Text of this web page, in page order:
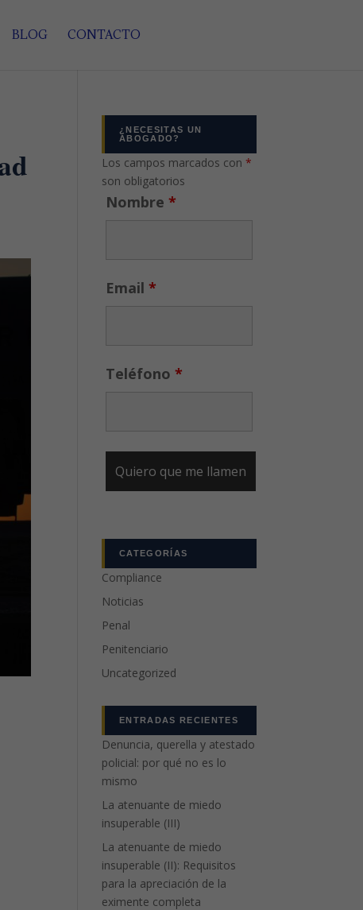
BLOG CONTACTO
¿NECESITAS UN
ABOGADO?
Los campos marcados con*
son obligatorios
Nombre*
Email*
Teléfono*
CATEGORÍAS
Compliance
Noticias
Penal
Penitenciario
Uncategorized
ENTRADAS RECIENTES
Denuncia, querella y atestado
policial: por qué no es lo
mismo
La atenuante de miedo
insuperable (III)
La atenuante de miedo
insuperable (II): Requisitos
para la apreciación de la
eximente completa